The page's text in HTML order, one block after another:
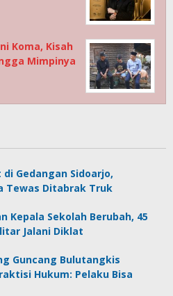
Koma, Kisah
Mimpinya
Gedangan Sidoarjo,
Tewas Ditabrak Truk
Kepala Sekolah Berubah, 45
Jalani Diklat
Guncang Bulutangkis
Hukum: Pelaku Bisa